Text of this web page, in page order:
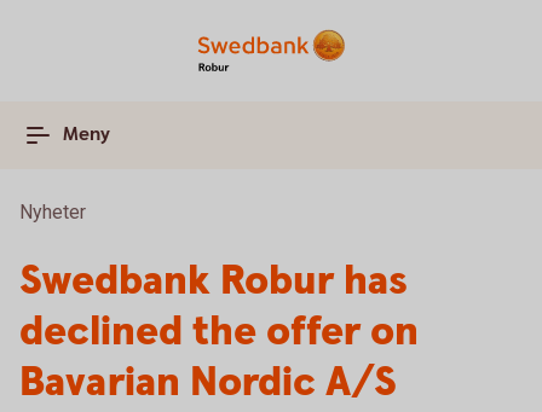
Meny
Nyheter
Swedbank Robur has
declined the offer on
Bavarian Nordic A/S